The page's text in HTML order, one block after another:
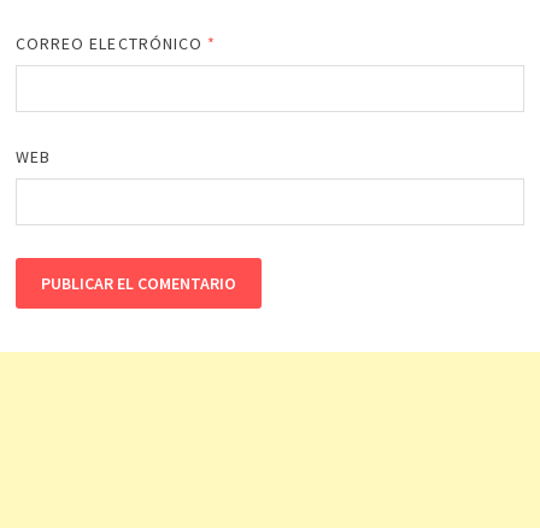
CORREO ELECTRÓNICO *
WEB